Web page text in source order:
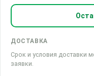
ДОСТАВКА
Срок и условия доставки
заявки.